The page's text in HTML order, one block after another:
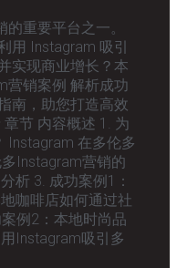
重要平台之一。
用 Instagram 吸引
实现商业增长？本
营销案例 解析成功
南，助您打造高效
节 内容概述 1. 为
Instagram 在多伦多
Instagram营销的
析 3. 成功案例1：
咖啡店如何通过社
例2：本地时尚品
Instagram吸引多